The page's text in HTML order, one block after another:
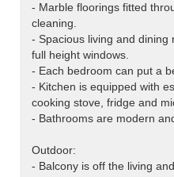
- Marble floorings fitted
cleaning.
- Spacious living and
full height windows.
- Each bedroom can put a
- Kitchen is equipped with
cooking stove, fridge and
- Bathrooms are modern
Outdoor:
- Balcony is off the living